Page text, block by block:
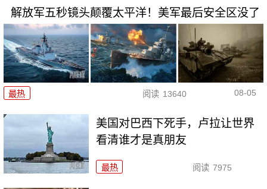
解放军五秒镜头颠覆太平洋！美军最后安全区没了
最热 阅读 13640 08-05
美国对巴西下死手，卢拉让世界
看清谁才是真朋友
最热 阅读 7975